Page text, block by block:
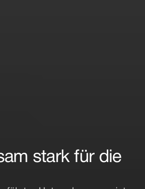
stark für die